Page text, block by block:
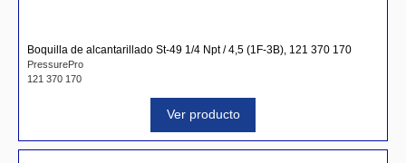
Boquilla de alcantarillado St-49 1/4 Npt / 4,5 (1F-3B), 121 370 170
PressurePro
121 370 170
Ver producto